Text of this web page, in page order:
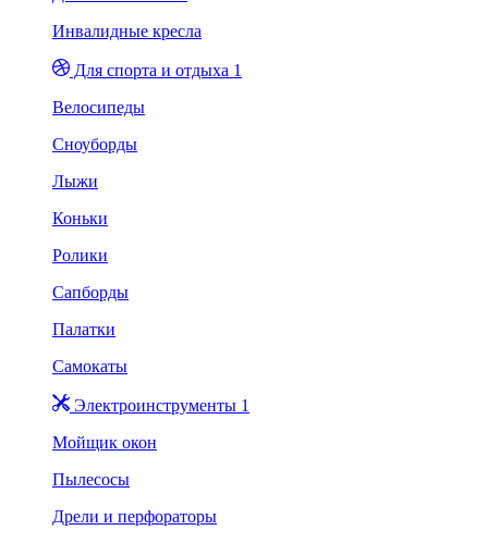
Инвалидные кресла
Для спорта и отдыха 1
Велосипеды
Сноуборды
Лыжи
Коньки
Ролики
Сапборды
Палатки
Самокаты
Электроинструменты 1
Мойщик окон
Пылесосы
Дрели и перфораторы